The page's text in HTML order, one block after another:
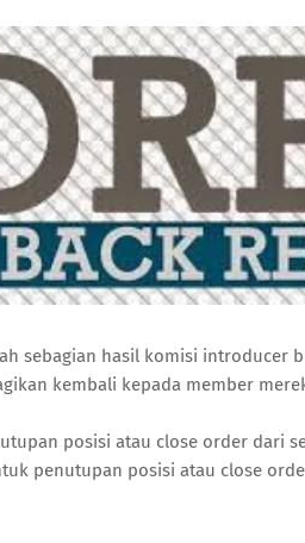
sebagian hasil komisi
kembali kepada member
posisi atau close order dari
penutupan posisi atau close